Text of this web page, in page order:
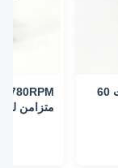
متزامن لتكييف